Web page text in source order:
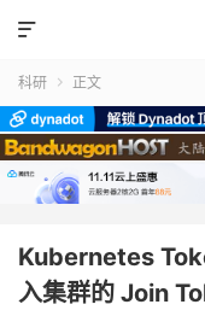

科研  正文
Kubernetes
入集群的 Join